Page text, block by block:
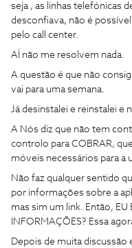
seja , as linhas telefónicas
desconfiava, não é
pelo call center.
AÍ não me resolvem nada.
A questão é que não
vai para uma semana.
Já desinstalei e reinstalei e
A Nós diz que não tem
controlo para COBRAR,
móveis necessários para a
Não faz qualquer sentido
por informações sobre a
mas sim um link. Então, EU
INFORMAÇÕES? Essa
Depois de muita discussão